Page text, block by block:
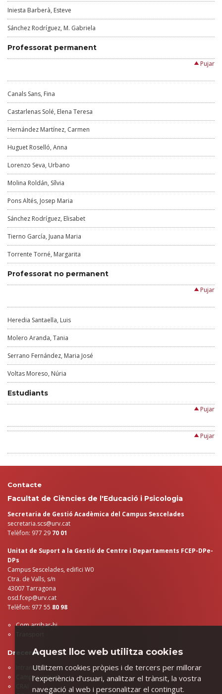
Iniesta Barberà, Esteve
Sánchez Rodríguez, M. Gabriela
Professorat permanent
Pujar
Canals Sans, Fina
Castarlenas Solé, Elena Teresa
Hernández Martínez, Carmen
Huguet Roselló, Anna
Lorenzo Seva, Urbano
Molina Roldán, Sílvia
Pons Altés, Josep Maria
Sánchez Rodríguez, Elisabet
Tierno García, Juana Maria
Torrente Torné, Margarita
Professorat no permanent
Pujar
Heredia Santaella, Luis
Molero Aranda, Tania
Serrano Fernández, Maria José
Voltas Moreso, Núria
Estudiants
Pujar
Pujar
Contacte
Facultat de Ciències de l'Educació i Psicologia
Secretaria de Gestió Acadèmica del Campus Sescelades
secretaria.scs@urv.cat
Telèfon: 977 29 70 01
Unitat de Suport a la Gestió de Centre i Departaments FCEP-DPe-
DPs
Campus Sescelades, edifici W0
Ctra. de Valls, s/n
43007 Tarragona
osd.fcep@urv.cat
Telèfon: 977 55 80 98
Com arribar-hi
Dreceres
Intranet
Campus virtual
Aquest lloc web utilitza cookies
Utilitzem cookies pròpies i de tercers per millorar
l’experiència d’usuari, analitzar el trànsit, la vostra
navegació al web i personalitzar el contingut.